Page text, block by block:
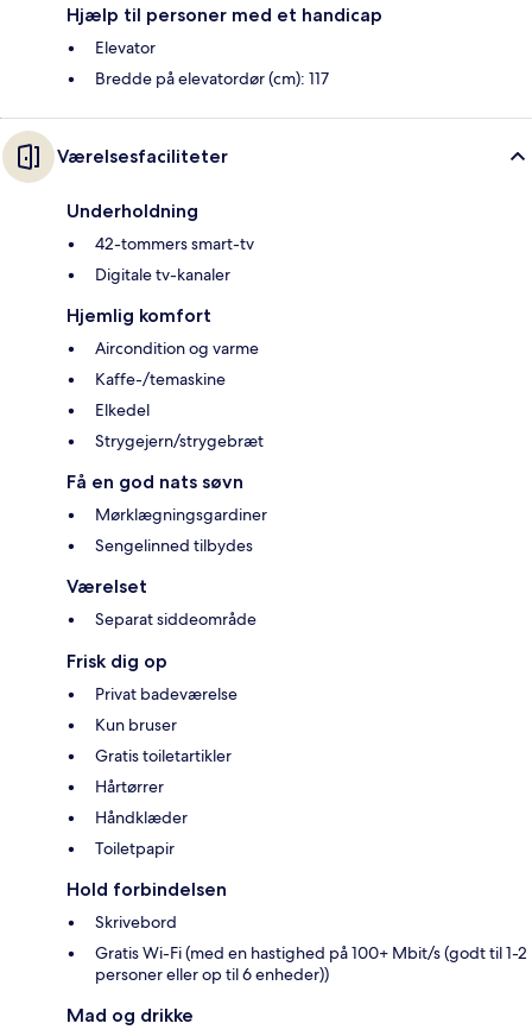
Hjælp til personer med et handicap
Elevator
Bredde på elevatordør (cm): 117
Værelsesfaciliteter
Underholdning
42-tommers smart-tv
Digitale tv-kanaler
Hjemlig komfort
Aircondition og varme
Kaffe-/temaskine
Elkedel
Strygejern/strygebræt
Få en god nats søvn
Mørklægningsgardiner
Sengelinned tilbydes
Værelset
Separat siddeområde
Frisk dig op
Privat badeværelse
Kun bruser
Gratis toiletartikler
Hårtørrer
Håndklæder
Toiletpapir
Hold forbindelsen
Skrivebord
Gratis Wi-Fi (med en hastighed på 100+ Mbit/s (godt til 1-2
personer eller op til 6 enheder))
Mad og drikke